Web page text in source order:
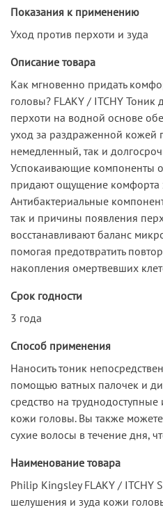
Показания к применению
Уход против перхоти и зуда
Описание товара
Как мгновенно придать
головы? FLAKY / ITCHY
перхоти на водной основе
уход за раздраженной кожей
немедленный, так и
Успокаивающие компоненты
придают ощущение комфорта
Антибактериальные
так и причины появления
восстанавливают баланс
помогая предотвратить
накопления омертвевших
Срок годности
3 года
Способ применения
Наносить тоник
помощью ватных палочек и
средство на труднодоступные
кожи головы. Вы также можете
сухие волосы в течение дня,
Наименование товара
Philip Kingsley FLAKY / ITCHY
шелушения и зуда кожи